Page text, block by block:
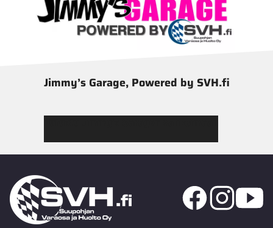
Jimmy’s Garage, Powered by SVH.fi